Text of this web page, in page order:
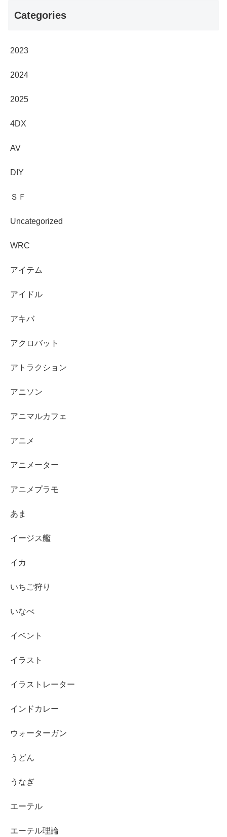
Categories
2023
2024
2025
4DX
AV
DIY
ＳＦ
Uncategorized
WRC
アイテム
アイドル
アキバ
アクロバット
アトラクション
アニソン
アニマルカフェ
アニメ
アニメーター
アニメプラモ
あま
イージス艦
イカ
いちご狩り
いなべ
イベント
イラスト
イラストレーター
インドカレー
ウォーターガン
うどん
うなぎ
エーテル
エーテル理論